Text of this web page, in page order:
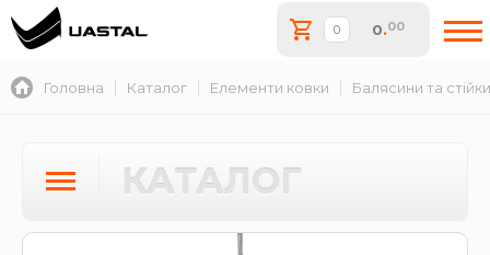
0.00
Головна Каталог Елементи ковки Балясини та стійки
КАТАЛОГ